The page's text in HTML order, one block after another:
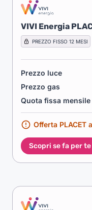
VIVI Energia
PREZZO FISSO 12 MESI
Prezzo luce
Prezzo gas
Quota fissa mensile
Offerta PLACET
Scopri se fa per te